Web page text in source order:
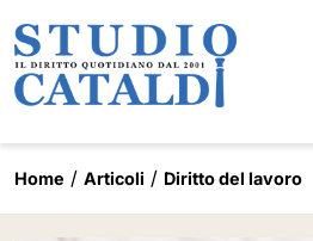
Home Articoli Diritto del lavoro